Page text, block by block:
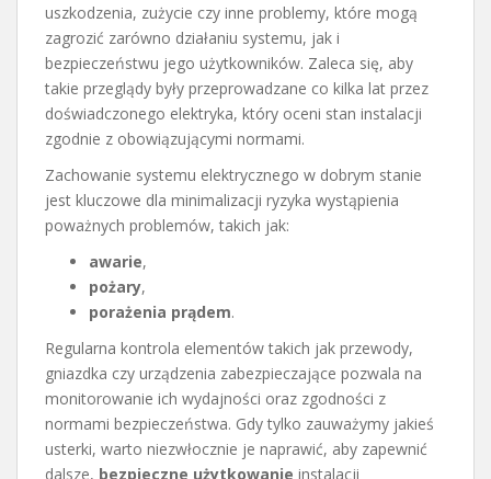
uszkodzenia, zużycie czy inne problemy, które mogą
zagrozić zarówno działaniu systemu, jak i
bezpieczeństwu jego użytkowników. Zaleca się, aby
takie przeglądy były przeprowadzane co kilka lat przez
doświadczonego elektryka, który oceni stan instalacji
zgodnie z obowiązującymi normami.
Zachowanie systemu elektrycznego w dobrym stanie
jest kluczowe dla minimalizacji ryzyka wystąpienia
poważnych problemów, takich jak:
awarie,
pożary,
porażenia prądem.
Regularna kontrola elementów takich jak przewody,
gniazdka czy urządzenia zabezpieczające pozwala na
monitorowanie ich wydajności oraz zgodności z
normami bezpieczeństwa. Gdy tylko zauważymy jakieś
usterki, warto niezwłocznie je naprawić, aby zapewnić
dalsze, bezpieczne użytkowanie instalacji